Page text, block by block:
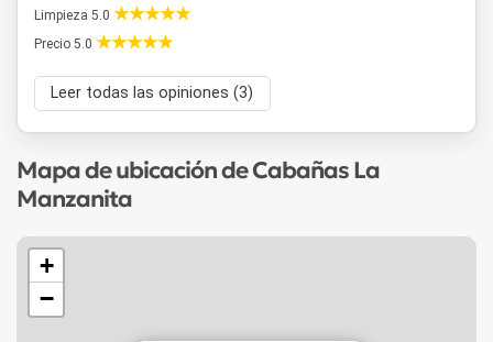
Limpieza 5.0
Precio 5.0
Leer todas las opiniones (3)
Mapa de ubicación de Cabañas La
Manzanita
+
−